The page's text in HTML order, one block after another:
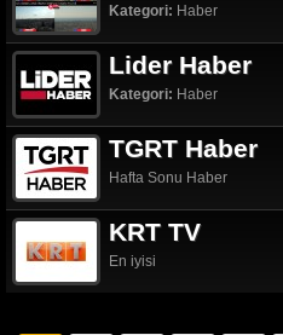
Kategori: Haber
Lider Haber
Kategori: Haber
TGRT Haber
Hafta Sonu Haber
KRT TV
En iyisi